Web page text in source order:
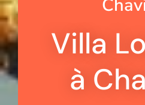
Villa
à